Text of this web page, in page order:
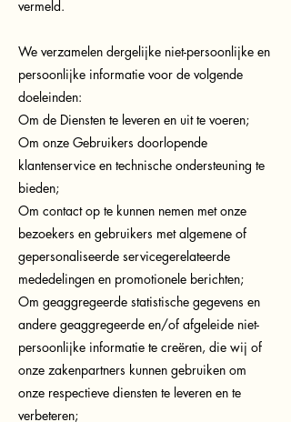
vermeld.
We verzamelen dergelijke niet-persoonlijke en
persoonlijke informatie voor de volgende
doeleinden:
Om de Diensten te leveren en uit te voeren;
Om onze Gebruikers doorlopende
klantenservice en technische ondersteuning te
bieden;
Om contact op te kunnen nemen met onze
bezoekers en gebruikers met algemene of
gepersonaliseerde servicegerelateerde
mededelingen en promotionele berichten;
Om geaggregeerde statistische gegevens en
andere geaggregeerde en/of afgeleide niet-
persoonlijke informatie te creëren, die wij of
onze zakenpartners kunnen gebruiken om
onze respectieve diensten te leveren en te
verbeteren;